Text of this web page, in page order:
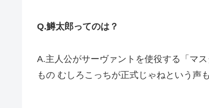
Q.鱒太郎ってのは？
A.主人公がサーヴァントを使役する「マ
もの むしろこっちが正式じゃねという声も